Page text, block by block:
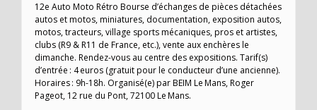
12e Auto Moto Rétro Bourse d’échanges de pièces détachées
autos et motos, miniatures, documentation, exposition autos,
motos, tracteurs, village sports mécaniques, pros et artistes,
clubs (R9 & R11 de France, etc.), vente aux enchères le
dimanche. Rendez-vous au centre des expositions. Tarif(s)
d’entrée : 4 euros (gratuit pour le conducteur d’une ancienne).
Horaires : 9h-18h. Organisé(e) par BEIM Le Mans, Roger
Pageot, 12 rue du Pont, 72100 Le Mans.